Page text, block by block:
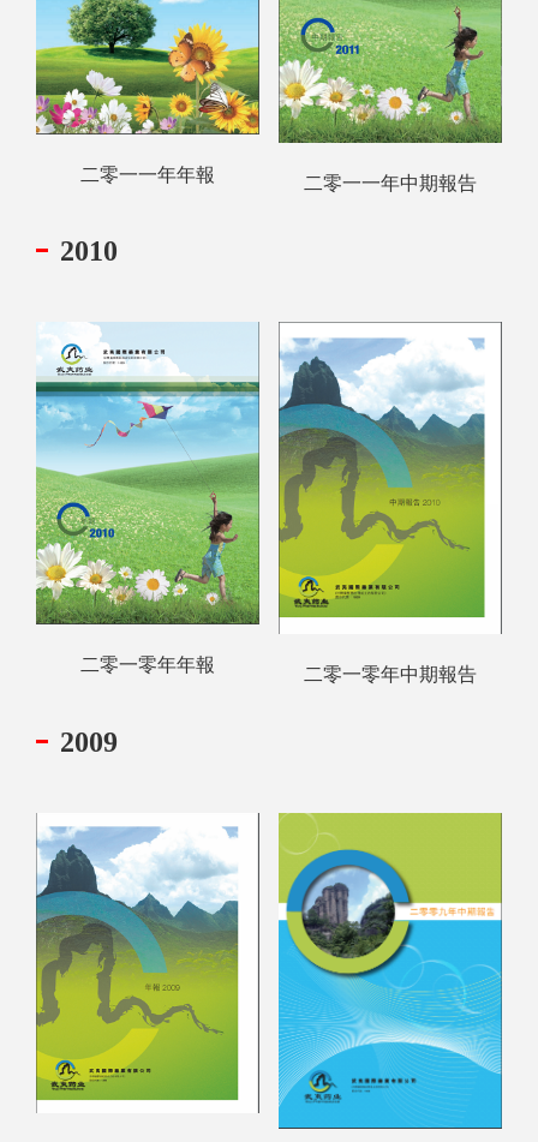
二零一一年年報 二零一一年中期報告
2010
二零一零年年報 二零一零年中期報告
2009